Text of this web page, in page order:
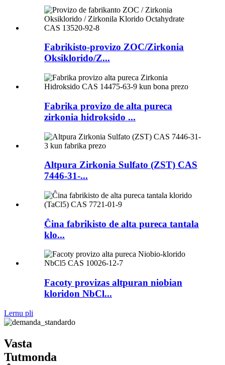
Fabrikisto-provizo ZOC/Zirkonia
Oksiklorido/Z...
Fabrika provizo de alta pureca
zirkonia hidroksido ...
Altpura Zirkonia Sulfato (ZST) CAS
7446-31-...
Ĉina fabrikisto de alta pureca tantala
klo...
Facoty provizas altpuran niobian
kloridon NbCl...
Lernu pli
Vasta
Tutmonda